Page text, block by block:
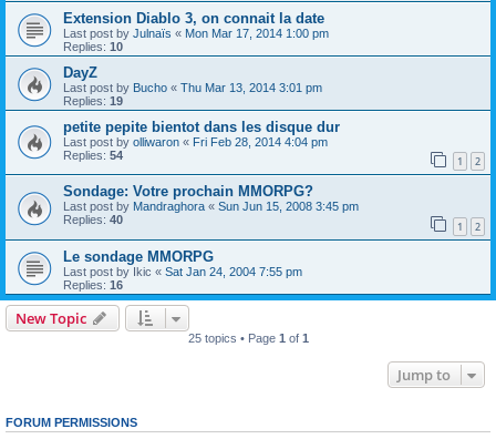
Extension Diablo 3, on connait la date
Last post by Julnaïs « Mon Mar 17, 2014 1:00 pm
Replies: 10
DayZ
Last post by Bucho « Thu Mar 13, 2014 3:01 pm
Replies: 19
petite pepite bientot dans les disque dur
Last post by olliwaron « Fri Feb 28, 2014 4:04 pm
Replies: 54 1 2
Sondage: Votre prochain MMORPG?
Last post by Mandraghora « Sun Jun 15, 2008 3:45 pm
Replies: 40 1 2
Le sondage MMORPG
Last post by Ikic « Sat Jan 24, 2004 7:55 pm
Replies: 16
New Topic
25 topics • Page 1 of 1
Jump to
FORUM PERMISSIONS